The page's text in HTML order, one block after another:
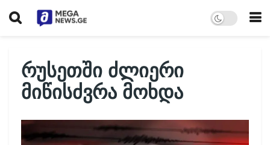
რუსეთში ძლიერი
მიწისძვრა მოხდა